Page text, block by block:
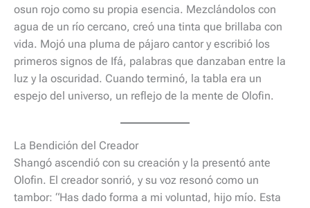
osun rojo como su propia esencia. Mezclándolos con
agua de un río cercano, creó una tinta que brillaba con
vida. Mojó una pluma de pájaro cantor y escribió los
primeros signos de Ifá, palabras que danzaban entre la
luz y la oscuridad. Cuando terminó, la tabla era un
espejo del universo, un reflejo de la mente de Olofin.
La Bendición del Creador
Shangó ascendió con su creación y la presentó ante
Olofin. El creador sonrió, y su voz resonó como un
tambor: “Has dado forma a mi voluntad, hijo mío. Esta